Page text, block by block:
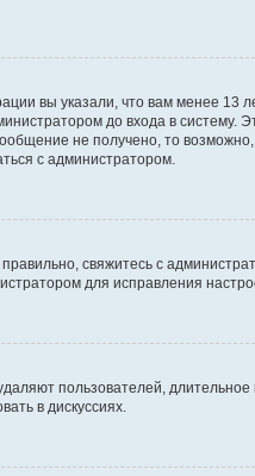
вы указали, что вам менее 13
до входа в систему.
не получено, то возможно,
с администратором.
свяжитесь с
для исправления
пользователей, длительное
в дискуссиях.